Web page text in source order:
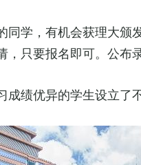
同学，有机会获理大颁
，只要报名即可。公布
成绩优异的学生设立了